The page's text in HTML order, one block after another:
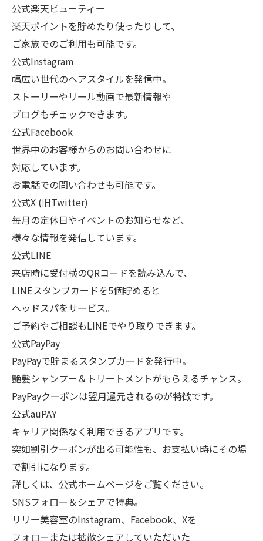
公式楽天ビューティー
楽天ポイントを貯めたり使ったりして、
ご家族でのご利用も可能です。
公式Instagram
幅広い世代のヘアスタイルを発信中。
ストーリーやリール動画で最新情報や
ブログもチェックできます。
公式Facebook
世界中のお客様からのお問い合わせに
対応しています。
お電話での問い合わせも可能です。
公式X (旧Twitter)
毎月の定休日やイベントのお知らせなど、
様々な情報を発信しています。
公式LINE
来店時に受付横のQRコードを読み込んで、
LINEスタンプカードを5個貯めると
ヘッドスパをサービス。
ご予約やご相談もLINEでやり取りできます。
公式PayPay
PayPayで貯まるスタンプカードを発行中。
艶髪シャンプー＆トリートメントがもらえるチャンス。
PayPayクーポンは翌月還元されるのが特徴です。
公式auPAY
キャリア関係なく利用できるアプリです。
突如割引クーポンが出る可能性も、お支払い時にその場
で割引になります。
詳しくは、公式ホームページをご覧ください。
SNSフォロー＆シェアで特典。
リリー美容室のInstagram、Facebook、Xを
フォローまたは拡散シェアしていただいた